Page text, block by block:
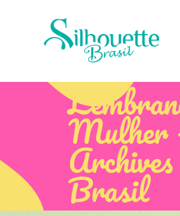
Mulher
Brasil